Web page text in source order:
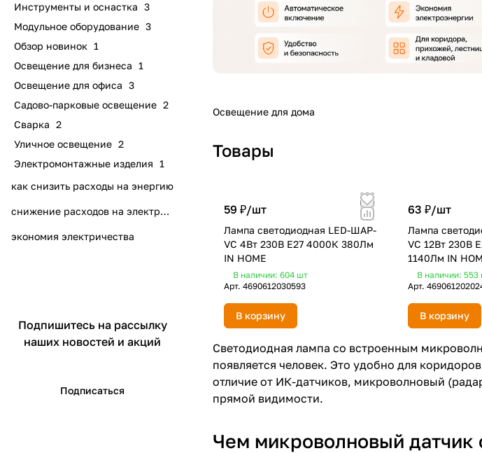
Освещение для дома
Товары
59 ₽/шт
Лампа светодиодная LED-ШАР-
VC 4Вт 230В Е27 4000К 380Лм
IN HOME
В наличии: 604 шт
Арт. 4690612030593
В корзину
63 ₽/шт
Лампа
VC 12Вт 230В
1140Лм IN
В наличии: 553
Арт.
В корзину
Светодиодная лампа со встроенным
появляется человек. Это удобно для
отличие от ИК-датчиков, микроволновый
прямой видимости.
Чем микроволновый датчик
Инструменты и оснастка 3
Модульное оборудование 3
Обзор новинок 1
Освещение для бизнеса 1
Освещение для офиса 3
Садово-парковые освещение 2
Сварка 2
Уличное освещение 2
Электромонтажные изделия 1
как снизить расходы на энергию
снижение расходов на электроэнергию
экономия электричества
Подпишитесь на рассылку
наших новостей и акций
Подписаться